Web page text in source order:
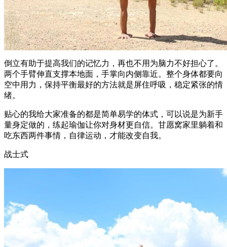
倒立有助于提高我们的记忆力，再也不用为脑力不好担心了。
两个手臂伸直支撑本地面，手掌向内侧靠近。整个身体都要向
空中用力，保持平衡最好的方法就是屏住呼吸，稳定紧张的情
绪。
贴心的我给大家准备的都是简单易学的体式，可以说是为新手
量身定做的，练起瑜伽让你对身材更自信。甘愿窝家里躺着和
吃东西两件事情，自律运动，才能改变自我。
战士式